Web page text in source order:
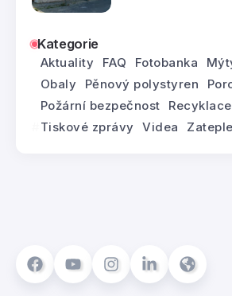
Kategorie
Aktuality FAQ Fotobanka
Obaly
Pěnový polystyren
Požární bezpečnost
Recyklace
Tiskové zprávy
Videa